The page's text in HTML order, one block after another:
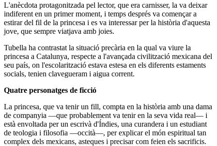
L'anècdota protagonitzada pel lector, que era carnisser, la va deixar
indiferent en un primer moment, i temps després va començar a
estirar del fil de la princesa i es va interessar per la història d'aquesta
jove, que sempre viatjava amb joies.
Tubella ha contrastat la situació precària en la qual va viure la
princesa a Catalunya, respecte a l'avançada civilització mexicana del
seu país, on l'escolarització estava estesa en els diferents estaments
socials, tenien clavegueram i aigua corrent.
Quatre personatges de ficció
La princesa, que va tenir un fill, compta en la història amb una dama
de companyia ―que probablement va tenir en la seva vida real― i
està envoltada per un escrivà d'Índies, una curandera i un estudiant
de teologia i filosofia ―occità―, per explicar el món espiritual tan
complex dels mexicans, asteques i precisar com feien els sacrificis.